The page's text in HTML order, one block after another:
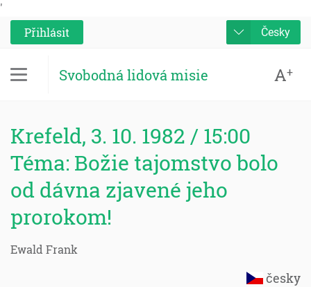
'
Přihlásit
Česky
Svobodná lidová misie A+
Krefeld, 3. 10. 1982 / 15:00
Téma: Božie tajomstvo bolo
od dávna zjavené jeho
prorokom!
Ewald Frank
česky